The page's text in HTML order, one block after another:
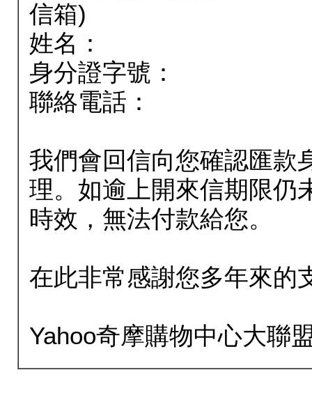
信箱)
姓名：
身分證字號：
聯絡電話：
我們會回信向您確認匯款
理。如逾上開來信期限仍
時效，無法付款給您。
在此非常感謝您多年來的
Yahoo奇摩購物中心大